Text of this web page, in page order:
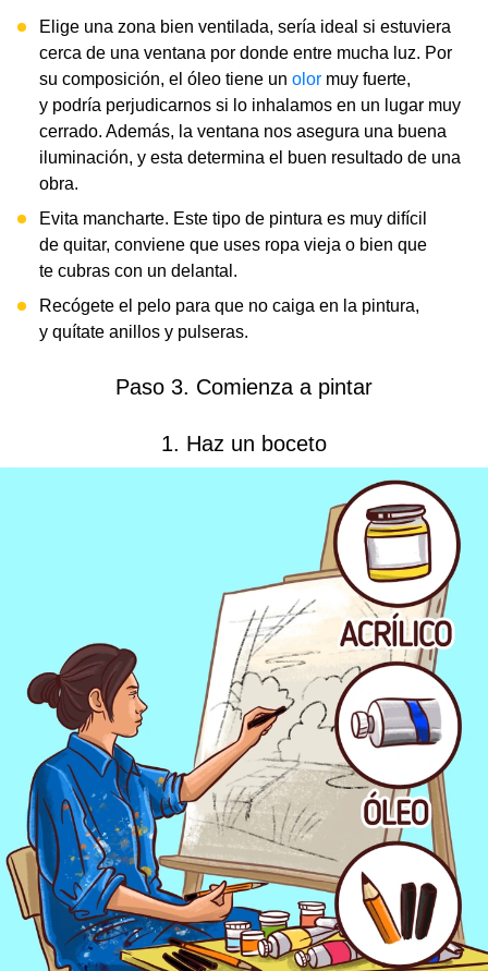
Elige una zona bien ventilada, sería ideal si estuviera
cerca de una ventana por donde entre mucha luz. Por
su composición, el óleo tiene un olor muy fuerte,
y podría perjudicarnos si lo inhalamos en un lugar muy
cerrado. Además, la ventana nos asegura una buena
iluminación, y esta determina el buen resultado de una
obra.
Evita mancharte. Este tipo de pintura es muy difícil
de quitar, conviene que uses ropa vieja o bien que
te cubras con un delantal.
Recógete el pelo para que no caiga en la pintura,
y quítate anillos y pulseras.
Paso 3. Comienza a pintar
1. Haz un boceto